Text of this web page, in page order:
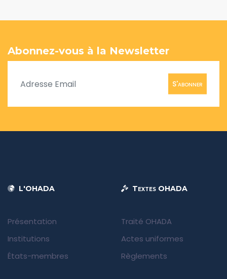
Abonnez-vous à la Newsletter
S'abonner
L'OHADA
Présentation
Institutions
États-membres
Textes OHADA
Traité OHADA
Actes uniformes
Règlements